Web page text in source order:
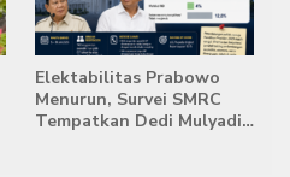
Elektabilitas Prabowo
Menurun, Survei SMRC
Tempatkan Dedi Mulyadi